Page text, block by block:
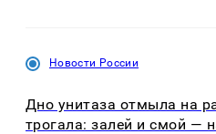
Новости России
Дно унитаза отмыла на
трогала: залей и смой —